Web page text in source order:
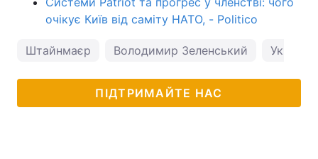
очікує Київ від саміту НАТО, - Politico
Штайнмаєр Володимир Зеленський
ПІДТРИМАЙТЕ НАС